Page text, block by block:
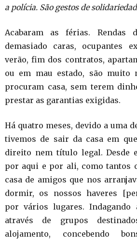
a polícia. São gestos de
Acabaram as férias. Rendas
demasiado caras, ocupantes
verão, fim dos contratos,
ou em mau estado, são muito
procuram casa, sem terem
prestar as garantias exigidas.
Há quatro meses, devido a uma
tivemos de sair da casa em
direito nem título legal. Desde
por aqui e por ali, como tantos
casa de amigos que nos
dormir, os nossos haveres
por vários lugares.
através de grupos
alojamento, concebendo